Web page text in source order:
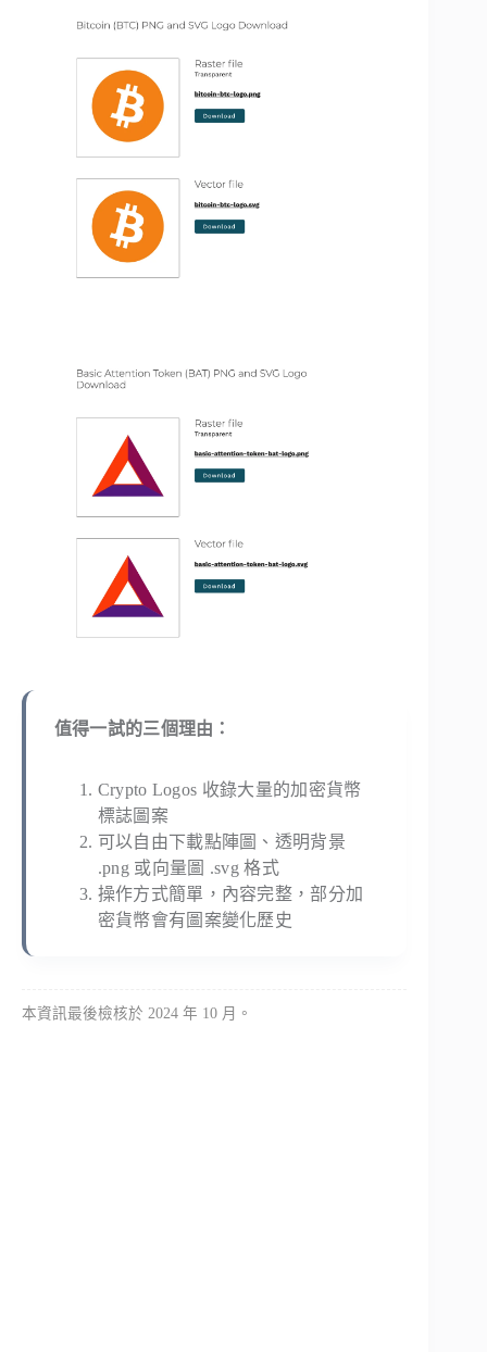
值得一試的三個理由：
Crypto Logos 收錄大量的加密貨幣
標誌圖案
可以自由下載點陣圖、透明背景
.png 或向量圖 .svg 格式
操作方式簡單，內容完整，部分加
密貨幣會有圖案變化歷史
本資訊最後檢核於 2024 年 10 月。